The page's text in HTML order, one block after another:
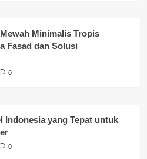
Minimalis Tropis
Fasad dan Solusi
0
Indonesia yang Tepat untuk
0